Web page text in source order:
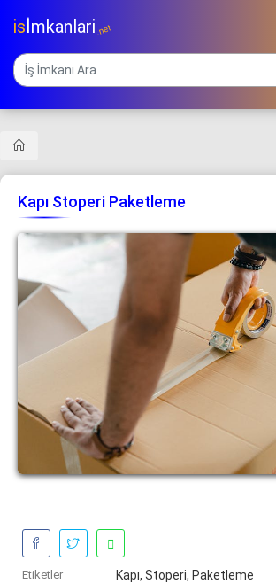
isİmkanlari.net
Kapı Stoperi Paketleme
Etiketler Kapı, Stoperi, Paketleme